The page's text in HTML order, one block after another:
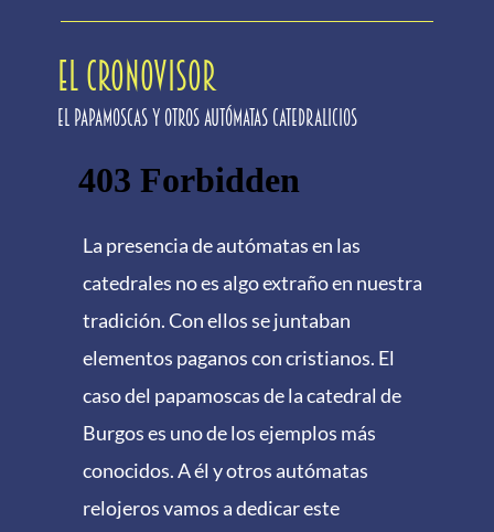
EL CRONOVISOR
El papamoscas y otros autómatas catedralicios
La presencia de autómatas en las
catedrales no es algo extraño en nuestra
tradición. Con ellos se juntaban
elementos paganos con cristianos. El
caso del papamoscas de la catedral de
Burgos es uno de los ejemplos más
conocidos. A él y otros autómatas
relojeros vamos a dedicar este